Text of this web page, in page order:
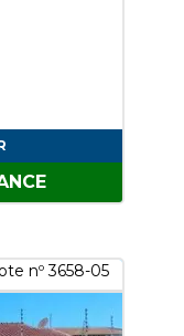
nº 3658-05